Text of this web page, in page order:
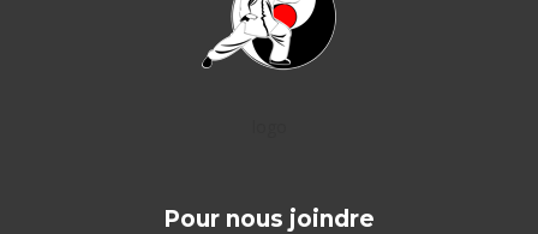
Pour nous joindre